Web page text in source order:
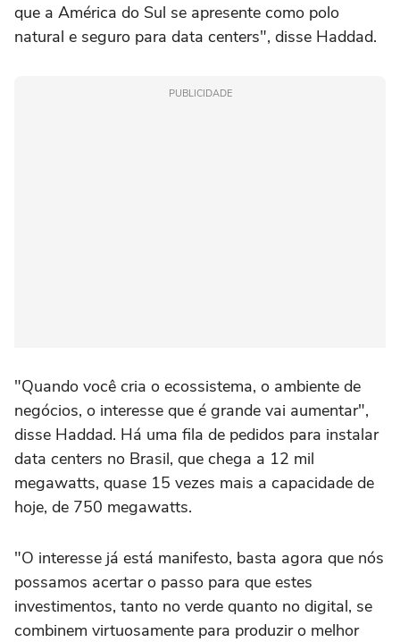
que a América do Sul se apresente como polo
natural e seguro para data centers", disse Haddad.
PUBLICIDADE
"Quando você cria o ecossistema, o ambiente de
negócios, o interesse que é grande vai aumentar",
disse Haddad. Há uma fila de pedidos para instalar
data centers no Brasil, que chega a 12 mil
megawatts, quase 15 vezes mais a capacidade de
hoje, de 750 megawatts.
"O interesse já está manifesto, basta agora que nós
possamos acertar o passo para que estes
investimentos, tanto no verde quanto no digital, se
combinem virtuosamente para produzir o melhor